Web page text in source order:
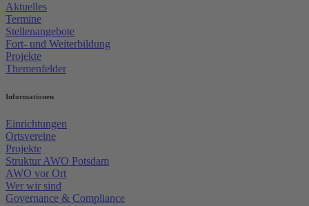
Aktuelles
Termine
Stellenangebote
Fort- und Weiterbildung
Projekte
Themenfelder
Informationen
Einrichtungen
Ortsvereine
Projekte
Struktur AWO Potsdam
AWO vor Ort
Wer wir sind
Governance & Compliance